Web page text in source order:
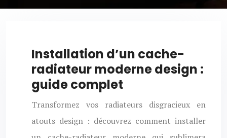
Installation d’un cache-
radiateur moderne design :
guide complet
Transformez vos radiateurs disgracieux en
atouts design : découvrez comment installer